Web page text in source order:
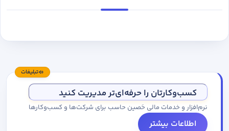
تبلیغات
کسب‌وکارتان را حرفه‌ای‌تر مدیریت کنید
نرم‌افزار و خدمات مالی حَصین حاسب برای شرکت‌ها و کسب‌وکارها
اطلاعات بیشتر